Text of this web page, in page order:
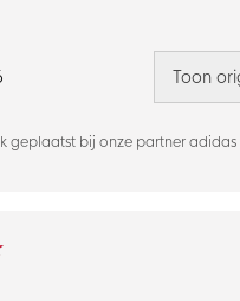
geplaatst bij onze partner adidas
Toon